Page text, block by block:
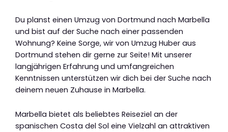
Du planst einen Umzug von Dortmund nach Marbella
und bist auf der Suche nach einer passenden
Wohnung? Keine Sorge, wir von Umzug Huber aus
Dortmund stehen dir gerne zur Seite! Mit unserer
langjährigen Erfahrung und umfangreichen
Kenntnissen unterstützen wir dich bei der Suche nach
deinem neuen Zuhause in Marbella.
Marbella bietet als beliebtes Reiseziel an der
spanischen Costa del Sol eine Vielzahl an attraktiven